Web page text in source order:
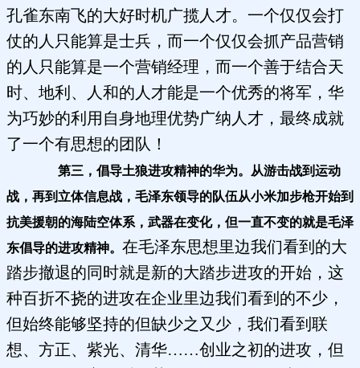
孔雀东南飞的大好时机广揽人才。一个仅仅会打
仗的人只能算是士兵，而一个仅仅会抓产品营销
的人只能算是一个营销经理，而一个善于结合天
时、地利、人和的人才能是一个优秀的将军，华
为巧妙的利用自身地理优势广纳人才，最终成就
了一个有思想的团队！
第三，倡导土狼进攻精神的华为。从游击战到运动
战，再到立体信息战，毛泽东领导的队伍从小米加步枪开始到
抗美援朝的海陆空体系，武器在变化，但一直不变的就是毛泽
东倡导的进攻精神。 在毛泽东思想里边我们看到的大
踏步撤退的同时就是新的大踏步进攻的开始，这
种百折不挠的进攻在企业里边我们看到的不少，
但始终能够坚持的但缺少之又少，我们看到联
想、方正、紫光、清华……创业之初的进攻，但